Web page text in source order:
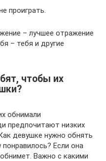
проиграть.
– лучшее отражение
– тебя и другие
чтобы их
обнимали
предпочитают низких
девушке нужно обнять
Если она
Важно с какими